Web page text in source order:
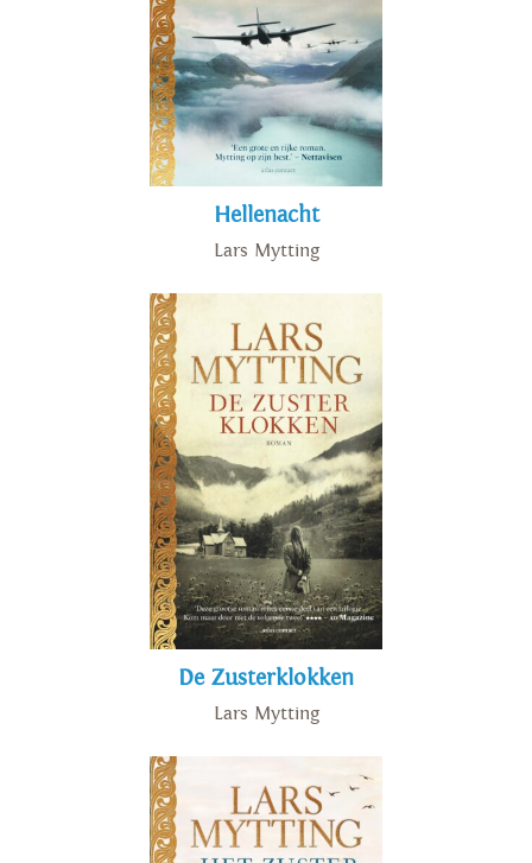
Hellenacht
Lars Mytting
De Zusterklokken
Lars Mytting